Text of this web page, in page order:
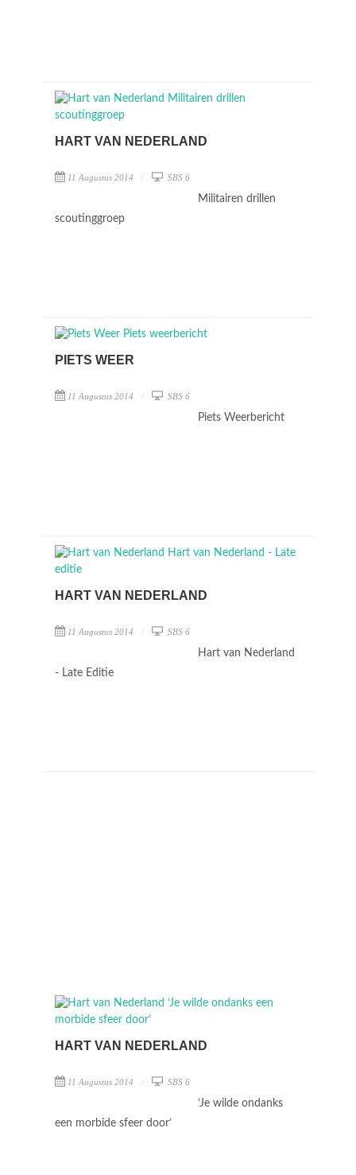
HART VAN NEDERLAND
11 Augustus 2014 SBS 6
Militairen drillen
scoutinggroep
PIETS WEER
11 Augustus 2014 SBS 6
Piets Weerbericht
HART VAN NEDERLAND
11 Augustus 2014 SBS 6
Hart van Nederland
- Late Editie
HART VAN NEDERLAND
11 Augustus 2014 SBS 6
‘Je wilde ondanks
een morbide sfeer door’